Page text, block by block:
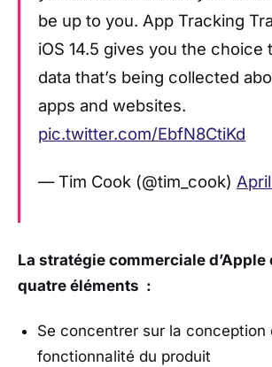
be up to you. App Tracking
iOS 14.5 gives you the choice
data that’s being collected
apps and websites.
pic.twitter.com/EbfN8CtiKd
— Tim Cook (@tim_cook)
La stratégie commerciale d’Apple
quatre éléments :
Se concentrer sur la conception
fonctionnalité du produit